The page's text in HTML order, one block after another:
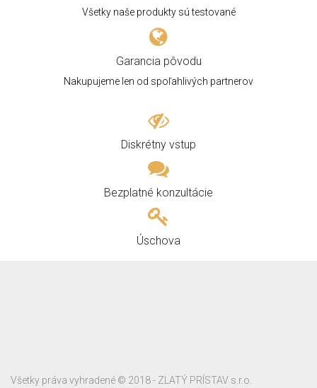
Všetky naše produkty sú testované
Garancia pôvodu
Nakupujeme len od spoľahlivých partnerov
Diskrétny vstup
Bezplatné konzultácie
Úschova
Všetky práva vyhradené © 2018 - ZLATÝ PRÍSTAV s.r.o.